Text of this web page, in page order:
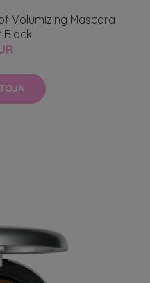
Volumizing Mascara
Black